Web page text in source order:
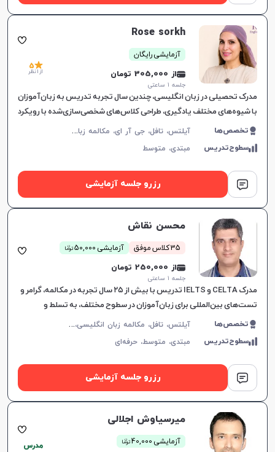
Rose sorkh
آزمایشی رایگان
از 305,000 تومان
جلسه ۱ ساعتی
5
از 1 نظر
مدرک تحصیلی در زبان انگلیسی، چندین سال تجربه تدریس به زبان‌آموزان
با شیوه‌های مختلف یادگیری، طراحی کلاس‌های شخصی‌سازی‌شده با رویکرد
تعاملی، درک عمیق از نیازهای زبانی و
تخصص‌ها آ
یلتس، تافل، جی آر ای، مکالمه زبان انگلیسی، زبان انگلیسی عمومی، گرامر زبان انگلیسی، زبان انگلیسی تجاری، زبان انگلیسی آمریکایی، زبان انگلیسی کنکور سراسری، زبان انگلیسی کنکور کاردانی، زبان انگلیسی کنکور ارشد، زبان انگلیسی کنکور دکتری، زبان انگلیسی هفتم دبیرستان، زبان انگلیسی هشتم دبیرستان، زبان انگلیسی نهم دبیرستان، زبان انگلیسی دهم دبیرستان، زبان انگلیسی یازدهم دبیرستان، زبان انگلیسی دوازدهم دبیرستان، زبان انگلیسی کودکان
سطوح‌تدریس مبتدی، متوسط
رزرو جلسه آزمایشی
محسن نقاش
35 کلاس موفق آزمایشی 50,000 توما
ن
از 250,000 تومان
جلسه ۱ ساعتی
مدرک CELTA و IELTS تدریس با بیش از ۲۵ سال تجربه در مکالمه، گرامر و
تست‌های بین‌المللی برای زبان‌آموزان در سطوح مختلف، به تسلط و
موفقیت آنان کمک می‌کند.
تخصص‌ها آ
یلتس، تافل، مکالمه زبان انگلیسی، زبان انگلیسی عمومی، گرامر زبان انگلیسی، زبان انگلیسی آمریکایی، زبان انگلیسی کنکور سراسری، زبان انگلیسی کنکور کاردانی، زبان انگلیسی کنکور ارشد، زبان انگلیسی هفتم دبیرستان، زبان انگلیسی هشتم دبیرستان، زبان انگلیسی نهم دبیرستان، زبان انگلیسی دهم دبیرستان، زبان انگلیسی یازدهم دبیرستان، زبان انگلیسی دوازدهم دبیرستان
سطوح‌تدریس مبتدی، متوسط،حرفه‌ای
رزرو جلسه آزمایشی
میرسیاوش اجلالی
آزمایشی 40,000 توما
ن
مدرس